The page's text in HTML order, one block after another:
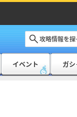
イベント ガ